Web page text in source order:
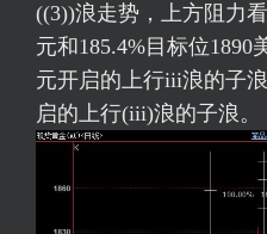
((3))浪走势，上方阻力
元和185.4%目标位1890
元开启的上行iii浪的子
启的上行(iii)浪的子浪。